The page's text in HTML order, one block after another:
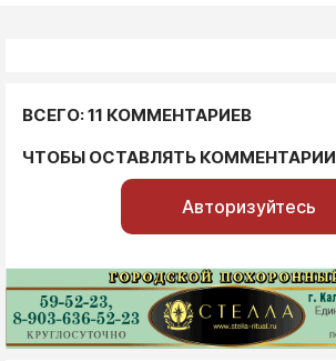
ВСЕГО: 11 КОММЕНТАРИЕВ
ЧТОБЫ ОСТАВЛЯТЬ КОММЕНТАРИИ
Авторизуйтесь